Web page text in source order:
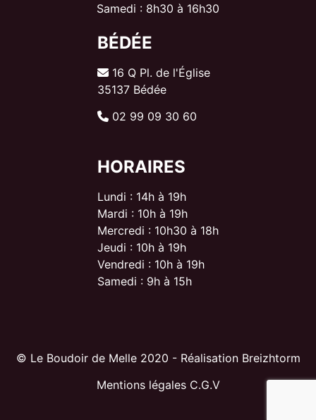
Samedi : 8h30 à 16h30
BÉDÉE
16 Q Pl. de l'Église
35137 Bédée
02 99 09 30 60
HORAIRES
Lundi : 14h à 19h
Mardi : 10h à 19h
Mercredi : 10h30 à 18h
Jeudi : 10h à 19h
Vendredi : 10h à 19h
Samedi : 9h à 15h
© Le Boudoir de Melle 2020 - Réalisation Breizhtorm
Mentions légales C.G.V